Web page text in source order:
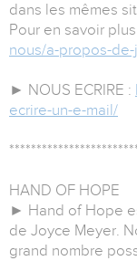
dans les mêmes
Pour en savoir
nous/a-propos-
► NOUS ECRIRE :
ecrire-un-e-mail/
HAND OF HOPE
► Hand of Hope
de Joyce Meyer.
grand nombre